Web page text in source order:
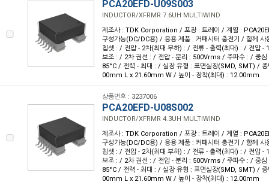
PCA20EFD-U09S003
INDUCTOR/XFRMR 7.6UH MULTIWIND
제조사 : TDK Corporation / 포장 : 트레이 / 계열 :
구성가능(DC/DC용) / 응용 제품 : 커패시터 충전기 / 함께
칩셋 : / 전압 - 2차(최대 부하) : / 전류 - 출력(최대) : / 전압 -
보조 : / 2차 권선 : / 전압 - 분리 : 500Vrms / 주파수 : / 중심
85°C / 전력 - 최대 : / 실장 유형 : 표면실장(SMD, SMT) /
00mm L x 21.60mm W / 높이 - 장착(최대) : 12.00mm
상품번호 : 3237006
PCA20EFD-U08S002
INDUCTOR/XFRMR 4.3UH MULTIWIND
제조사 : TDK Corporation / 포장 : 트레이 / 계열 :
구성가능(DC/DC용) / 응용 제품 : 커패시터 충전기 / 함께
칩셋 : / 전압 - 2차(최대 부하) : / 전류 - 출력(최대) : / 전압 -
보조 : / 2차 권선 : / 전압 - 분리 : 500Vrms / 주파수 : / 중심
85°C / 전력 - 최대 : / 실장 유형 : 표면실장(SMD, SMT) /
00mm L x 21.60mm W / 높이 - 장착(최대) : 12.00mm